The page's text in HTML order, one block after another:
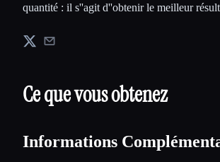
quantité : il s''agit d''obtenir le meilleur
Ce que vous obtenez
Informations